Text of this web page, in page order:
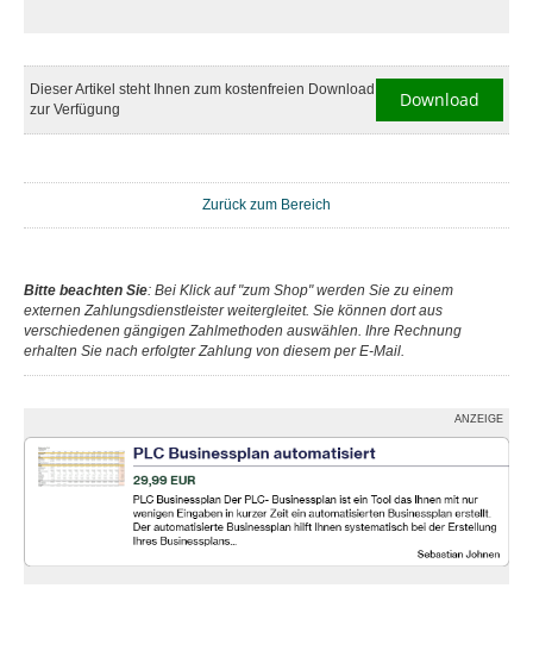
Dieser Artikel steht Ihnen zum kostenfreien Download
zur Verfügung
Download
Zurück zum Bereich
Bitte beachten Sie: Bei Klick auf "zum Shop" werden Sie zu einem
externen Zahlungsdienstleister weitergleitet. Sie können dort aus
verschiedenen gängigen Zahlmethoden auswählen. Ihre Rechnung
erhalten Sie nach erfolgter Zahlung von diesem per E-Mail.
ANZEIGE